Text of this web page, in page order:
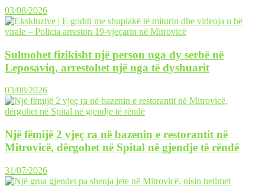
03/08/2026
Sulmohet fizikisht një person nga dy serbë në
Leposaviq, arrestohet një nga të dyshuarit
03/08/2026
Një fëmijë 2 vjeç ra në bazenin e restorantit në
Mitrovicë, dërgohet në Spital në gjendje të rëndë
31/07/2026